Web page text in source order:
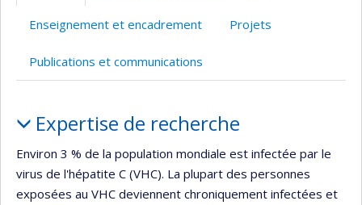
l’unité
recherche
Enseignement et encadrement Projets
Publications et communications
Expertise de recherche
Environ 3 % de la population mondiale est infectée par le
virus de l'hépatite C (VHC). La plupart des personnes
exposées au VHC deviennent chroniquement infectées et